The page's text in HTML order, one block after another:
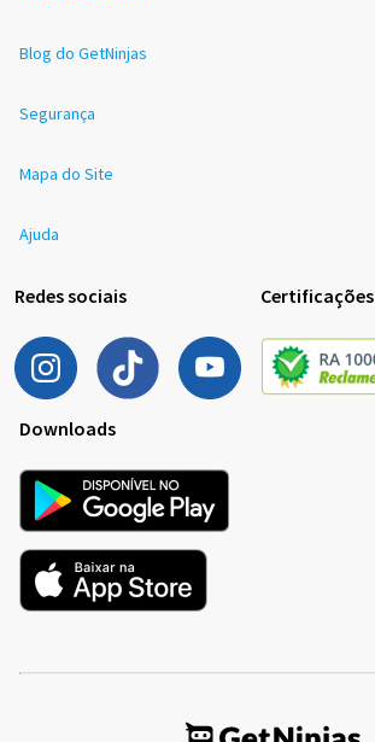
Blog do GetNinjas
Segurança
Mapa do Site
Ajuda
Redes sociais Certificações
Downloads